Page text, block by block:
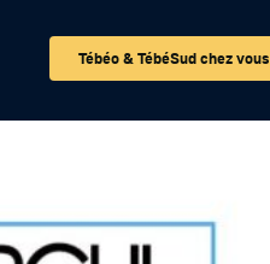
Tébéo & TébéSud chez vous